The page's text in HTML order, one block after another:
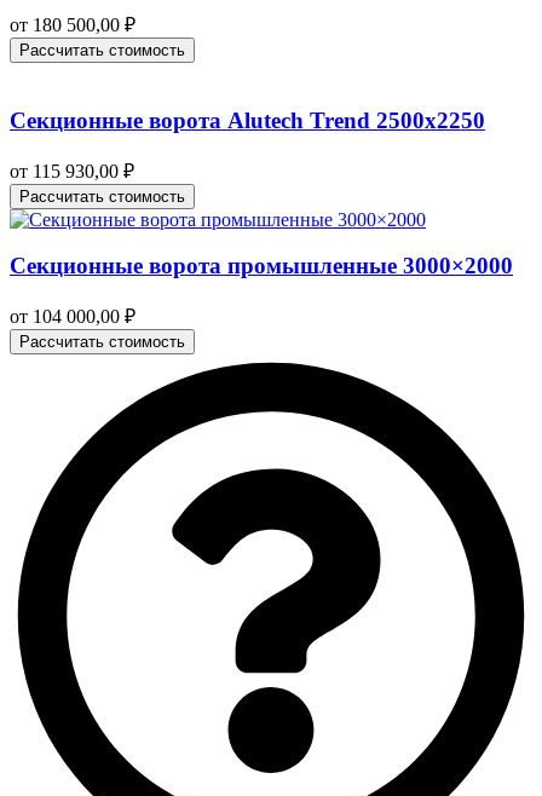
от 180 500,00 ₽
Рассчитать стоимость
Секционные ворота Alutech Trend 2500х2250
от 115 930,00 ₽
Рассчитать стоимость
Секционные ворота промышленные 3000×2000
от 104 000,00 ₽
Рассчитать стоимость